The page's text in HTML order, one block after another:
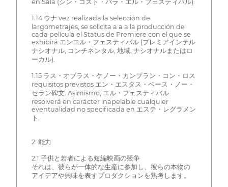
en Sala (シン・コスト・パラ・エル・フェスティバル).
1.14 ウナ vez realizada la selección de
largometrajes, se solicita a a a la producción de
cada película el Status de Premiere con el que se
exhibirá エンエル・フェスティバル (プレミアインテル
ナシオナル, コンチネンタル, 地域, ナシオナルまたはロ
ーカル).
1.15 ラス・オブラス・ケノー・カンプラン・コン・ロス
requisitos previstos エン・エスタス・ベース・ノー・
セラン碑文. Asimismo, エル・フェスティバル
resolverá en carácter inapelable cualquier
eventualidad no specificada en エステ・レグラメン
ト.
2. 能力
2.1 子供と若者による短編映画の競争
それは、彼らが一体的な生産に参加し、彼らの本物の
アイデアや興味を表すプロダクションを熟考します。